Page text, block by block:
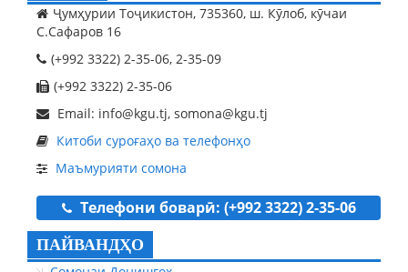
Ҷумҳурии Тоҷикистон, 735360, ш. Кӯлоб, кӯчаи
С.Сафаров 16
(+992 3322) 2-35-06, 2-35-09
(+992 3322) 2-35-06
Email: info@kgu.tj, somona@kgu.tj
Китоби суроғаҳо ва телефонҳо
Маъмурияти сомона
Телефони боварӣ: (+992 3322) 2-35-06
ПАЙВАНДҲО